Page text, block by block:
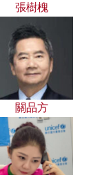
張樹槐
關品方